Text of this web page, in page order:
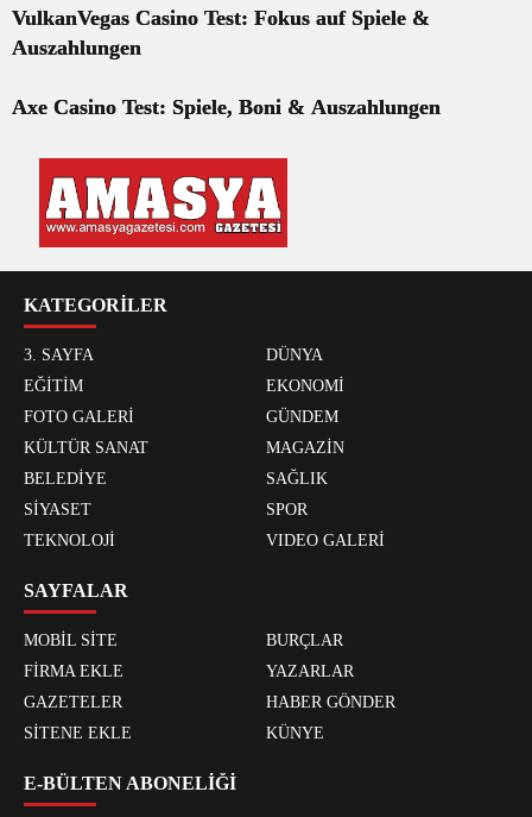
VulkanVegas Casino Test: Fokus auf Spiele &
Auszahlungen
Axe Casino Test: Spiele, Boni & Auszahlungen
KATEGORİLER
3. SAYFA
DÜNYA
EĞİTİM
EKONOMİ
FOTO GALERİ
GÜNDEM
KÜLTÜR SANAT
MAGAZİN
BELEDİYE
SAĞLIK
SİYASET
SPOR
TEKNOLOJİ
VIDEO GALERİ
SAYFALAR
MOBİL SİTE
BURÇLAR
FİRMA EKLE
YAZARLAR
GAZETELER
HABER GÖNDER
SİTENE EKLE
KÜNYE
E-BÜLTEN ABONELİĞİ